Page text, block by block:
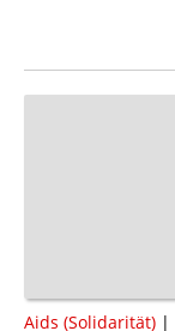
Aids (Solidarität) |